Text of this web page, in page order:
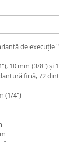
de execuţie
10 mm (3/8") şi
fină, 72
(1/4")